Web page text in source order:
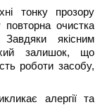
тонку прозору
очистка
якісним
залишок, що
роботи засобу,
алергії та